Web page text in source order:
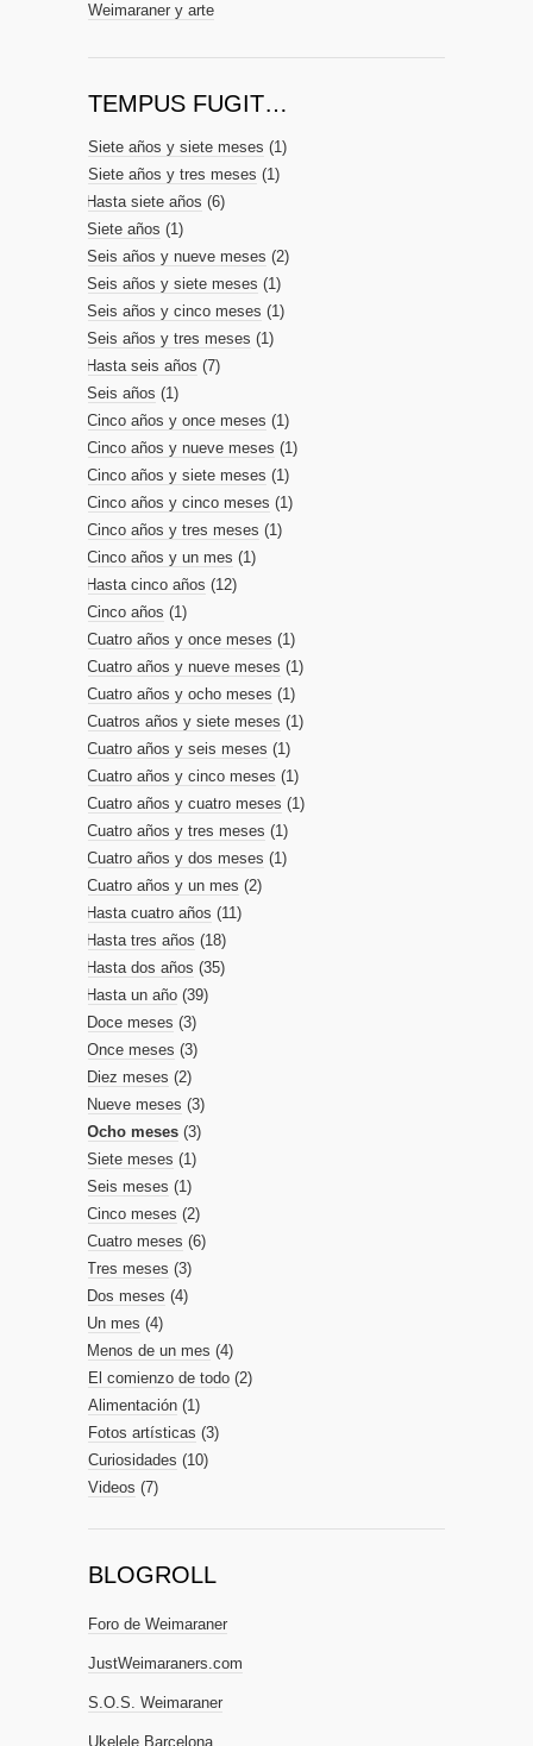
Weimaraner y arte
TEMPUS FUGIT…
Siete años y siete meses (1)
Siete años y tres meses (1)
Hasta siete años (6)
Siete años (1)
Seis años y nueve meses (2)
Seis años y siete meses (1)
Seis años y cinco meses (1)
Seis años y tres meses (1)
Hasta seis años (7)
Seis años (1)
Cinco años y once meses (1)
Cinco años y nueve meses (1)
Cinco años y siete meses (1)
Cinco años y cinco meses (1)
Cinco años y tres meses (1)
Cinco años y un mes (1)
Hasta cinco años (12)
Cinco años (1)
Cuatro años y once meses (1)
Cuatro años y nueve meses (1)
Cuatro años y ocho meses (1)
Cuatros años y siete meses (1)
Cuatro años y seis meses (1)
Cuatro años y cinco meses (1)
Cuatro años y cuatro meses (1)
Cuatro años y tres meses (1)
Cuatro años y dos meses (1)
Cuatro años y un mes (2)
Hasta cuatro años (11)
Hasta tres años (18)
Hasta dos años (35)
Hasta un año (39)
Doce meses (3)
Once meses (3)
Diez meses (2)
Nueve meses (3)
Ocho meses(3)
Siete meses (1)
Seis meses (1)
Cinco meses (2)
Cuatro meses (6)
Tres meses (3)
Dos meses (4)
Un mes (4)
Menos de un mes (4)
El comienzo de todo (2)
Alimentación (1)
Fotos artísticas (3)
Curiosidades (10)
Videos (7)
BLOGROLL
Foro de Weimaraner
JustWeimaraners.com
S.O.S. Weimaraner
Ukelele Barcelona